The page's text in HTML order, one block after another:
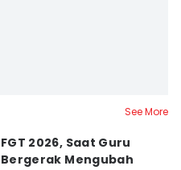
See More
FGT 2026, Saat Guru
Bergerak Mengubah